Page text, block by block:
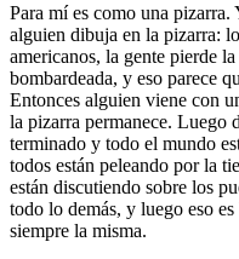
Para mí es como una
alguien dibuja en la pizarra:
americanos, la gente pierde
bombardeada, y eso parece
Entonces alguien viene con
la pizarra permanece. Luego
terminado y todo el mundo
todos están peleando por la
están discutiendo sobre los
todo lo demás, y luego eso
siempre la misma.